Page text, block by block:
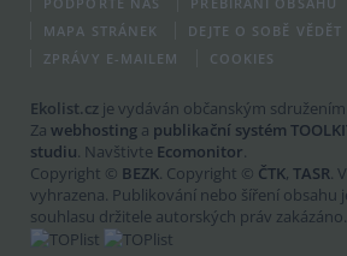
MAPA STRÁNEK
DEJTE O SOBĚ VĚDĚT
ZPRÁVY E-MAILEM
COOKIES
Ekolist.cz je vydáván občanským sdružením
Za webhosting a publikační systém
studiu . Navštivte Ecomonitor
Copyright © BEZK . Copyright © ČTK, TASR .
vyhrazena. Publikování nebo šíření obsahu
souhlasu držitele autorských práv zakázáno.